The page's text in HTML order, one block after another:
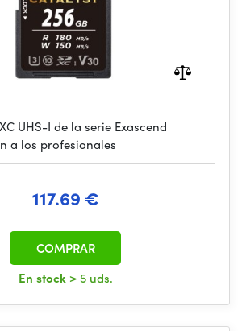
UHS-I de la serie Exascend
a los profesionales
117.69 €
En stock > 5 uds.
COMPRAR